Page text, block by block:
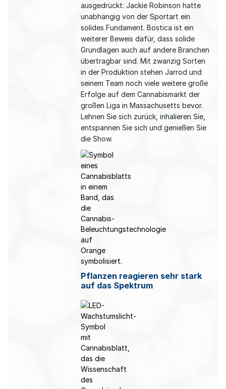
ausgedrückt: Jackie Robinson hatte
unabhängig von der Sportart ein
solides Fundament. Bostica ist ein
weiterer Beweis dafür, dass solide
Grundlagen auch auf andere Branchen
übertragbar sind. Mit zwanzig Sorten
in der Produktion stehen Jarrod und
seinem Team noch viele weitere große
Erfolge auf dem Cannabismarkt der
großen Liga in Massachusetts bevor.
Lehnen Sie sich zurück, inhalieren Sie,
entspannen Sie sich und genießen Sie
die Show.
Pflanzen reagieren sehr stark
auf das Spektrum